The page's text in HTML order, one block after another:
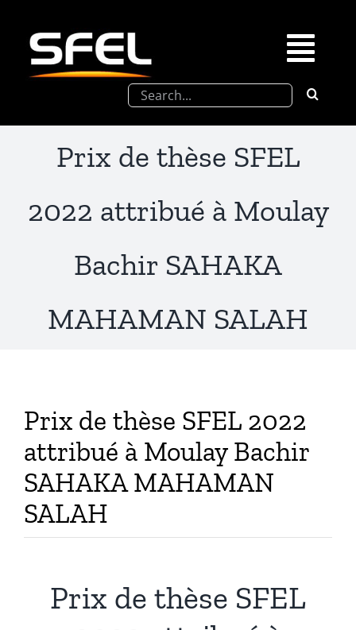
contenu
Journées Chevreul
Prix de Thèse SFEL
Congrès à venir
Partenariats
Rechercher:
Prix de thèse SFEL
2022 attribué à Moulay
Bachir SAHAKA
MAHAMAN SALAH
Prix de thèse SFEL 2022
attribué à Moulay Bachir
SAHAKA MAHAMAN
SALAH
Prix de thèse SFEL